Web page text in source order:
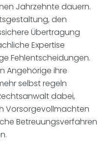
Jahrzehnte dauern.
den
Übertragung
Expertise
Fehlentscheidungen.
Angehörige ihre
selbst regeln
dabei,
Vorsorgevollmachten
Betreuungsverfahren